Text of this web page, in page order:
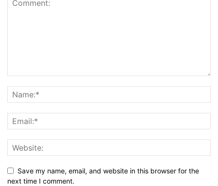
Save my name, email, and website in this browser for the
next time I comment.